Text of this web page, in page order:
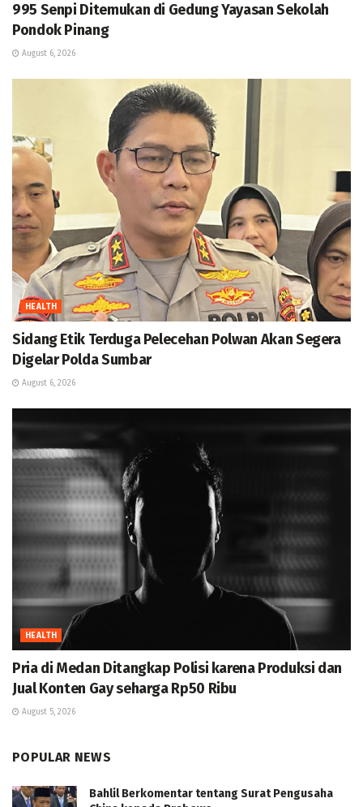
995 Senpi Ditemukan di Gedung Yayasan Sekolah
Pondok Pinang
August 6, 2026
HEALTH
Sidang Etik Terduga Pelecehan Polwan Akan Segera
Digelar Polda Sumbar
August 6, 2026
HEALTH
Pria di Medan Ditangkap Polisi karena Produksi dan
Jual Konten Gay seharga Rp50 Ribu
August 5, 2026
POPULAR NEWS
Bahlil Berkomentar tentang Surat Pengusaha